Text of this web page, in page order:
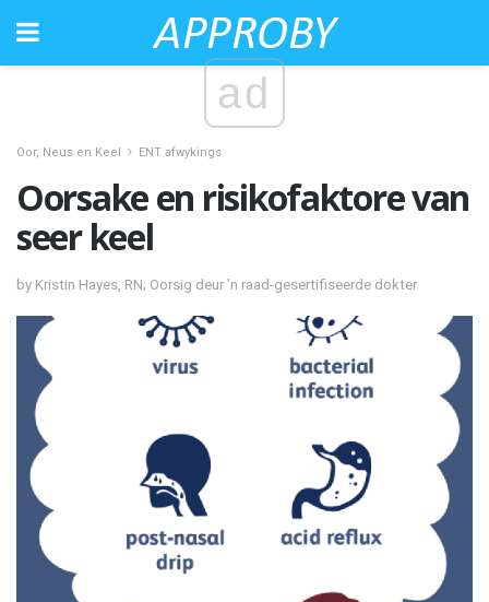
ad
Oor, Neus en Keel ENT afwykings
Oorsake en risikofaktore van
seer keel
by Kristin Hayes, RN; Oorsig deur 'n raad-gesertifiseerde dokter